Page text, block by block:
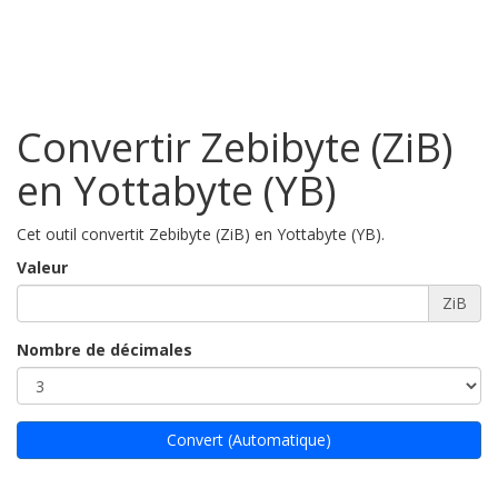
Convertir Zebibyte (ZiB)
en Yottabyte (YB)
Cet outil convertit Zebibyte (ZiB) en Yottabyte (YB).
Valeur
ZiB
Nombre de décimales
Convert (Automatique)